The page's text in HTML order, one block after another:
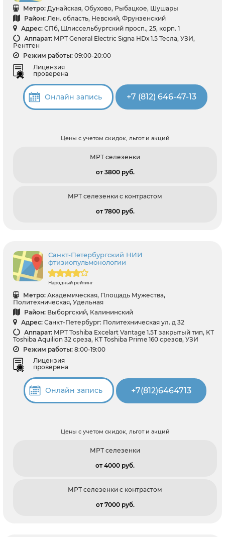
Метро: Дунайская, Обухово, Рыбацкое, Шушары
Район: Лен. область, Невский, Фрунзенский
Адрес: СПб, Шлиссельбургский просп., 25, корп. 1
Аппарат: МРТ General Electric Signa HDх 1.5 Тесла, УЗИ,
Рентген
Режим работы: 09:00-20:00
Лицензия
проверена
Онлайн запись +7 (812) 646-47-13
Цены с учетом скидок, льгот и акций
МРТ селезенки
от 3800 pуб.
МРТ селезенки с контрастом
от 7800 pуб.
Санкт-Петербургский НИИ
фтизиопульмонологии
Народный рейтинг
Метро: Академическая, Площадь Мужества,
Политехническая, Удельная
Район: Выборгский, Калининский
Адрес: Санкт-Петербург: Политехническая ул. д 32
Аппарат: МРТ Toshiba Excelart Vantage 1.5T закрытый тип, КТ
Toshiba Aquilion 32 среза, КТ Toshiba Prime 160 срезов, УЗИ
Режим работы: 8:00-19:00
Лицензия
проверена
Онлайн запись +7(812)6464713
Цены с учетом скидок, льгот и акций
МРТ селезенки
от 4000 pуб.
МРТ селезенки с контрастом
от 7000 pуб.